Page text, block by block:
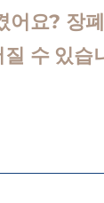
어요? 장
수 있습